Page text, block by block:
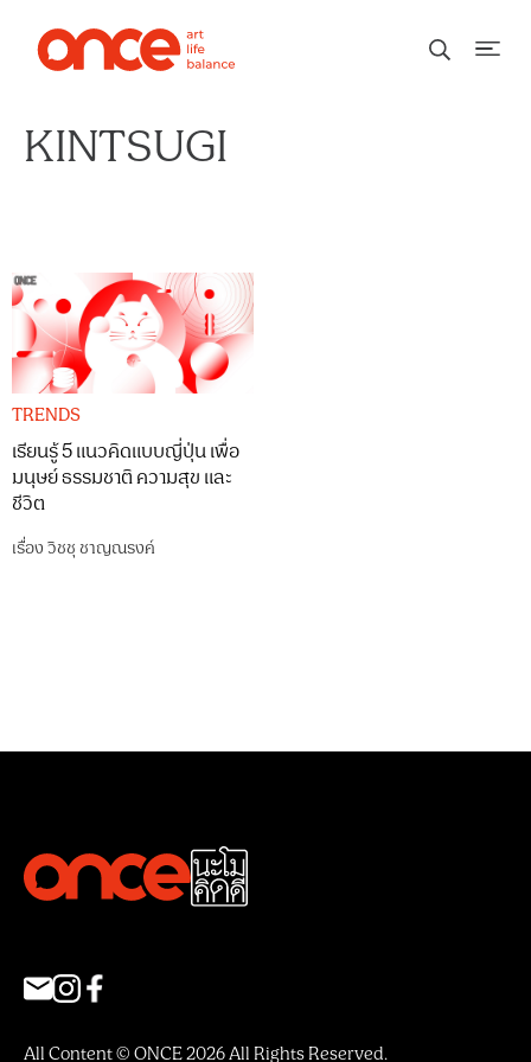
KINTSUGI
TRENDS
เรียนรู้ 5 แนวคิดแบบญี่ปุ่น เพื่อ
มนุษย์ ธรรมชาติ ความสุข และ
ชีวิต
เรื่องวิชชุ ชาญณรงค์
All Content © ONCE 2026 All Rights Reserved.